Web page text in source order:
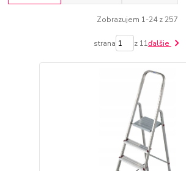
Zobrazujem 1-24 z 257
strana z 11ďalšie